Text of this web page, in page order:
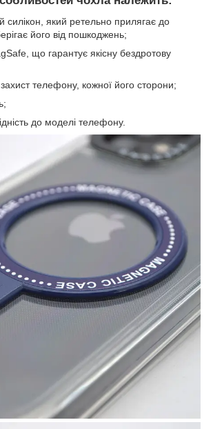
силікон, який ретельно прилягає до
його від пошкоджень;
що гарантує якісну бездротову
телефону, кожної його сторони;
до моделі телефону.